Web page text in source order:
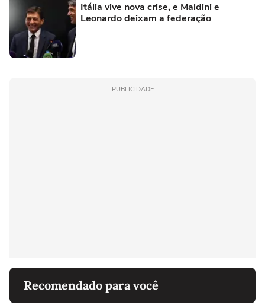
Itália vive nova crise, e Maldini e
Leonardo deixam a federação
PUBLICIDADE
Recomendado para você